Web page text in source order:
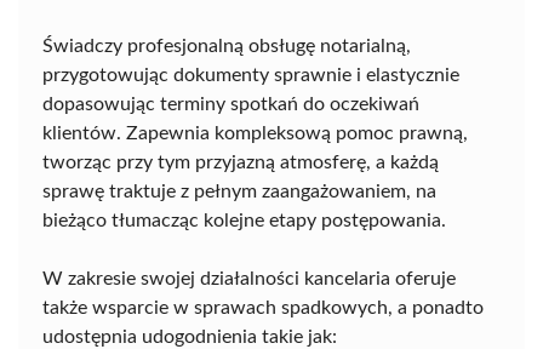
Świadczy profesjonalną obsługę notarialną,
przygotowując dokumenty sprawnie i elastycznie
dopasowując terminy spotkań do oczekiwań
klientów. Zapewnia kompleksową pomoc prawną,
tworząc przy tym przyjazną atmosferę, a każdą
sprawę traktuje z pełnym zaangażowaniem, na
bieżąco tłumacząc kolejne etapy postępowania.
W zakresie swojej działalności kancelaria oferuje
także wsparcie w sprawach spadkowych, a ponadto
udostępnia udogodnienia takie jak: